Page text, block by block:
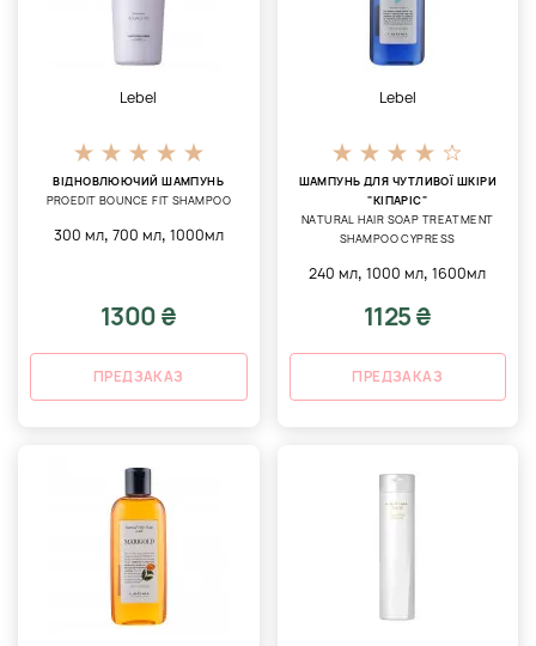
Lebel
ВІДНОВЛЮЮЧИЙ ШАМПУНЬ
PROEDIT BOUNCE FIT SHAMPOO
300 мл, 700 мл, 1000мл
1300 ₴
ПРЕДЗАКАЗ
Lebel
ШАМПУНЬ ДЛЯ ЧУТЛИВОЇ ​​ШКІРИ
"КІПАРІС"
NATURAL HAIR SOAP TREATMENT
SHAMPOO CYPRESS
240 мл,1000 мл,1600мл
1125 ₴
ПРЕДЗАКАЗ